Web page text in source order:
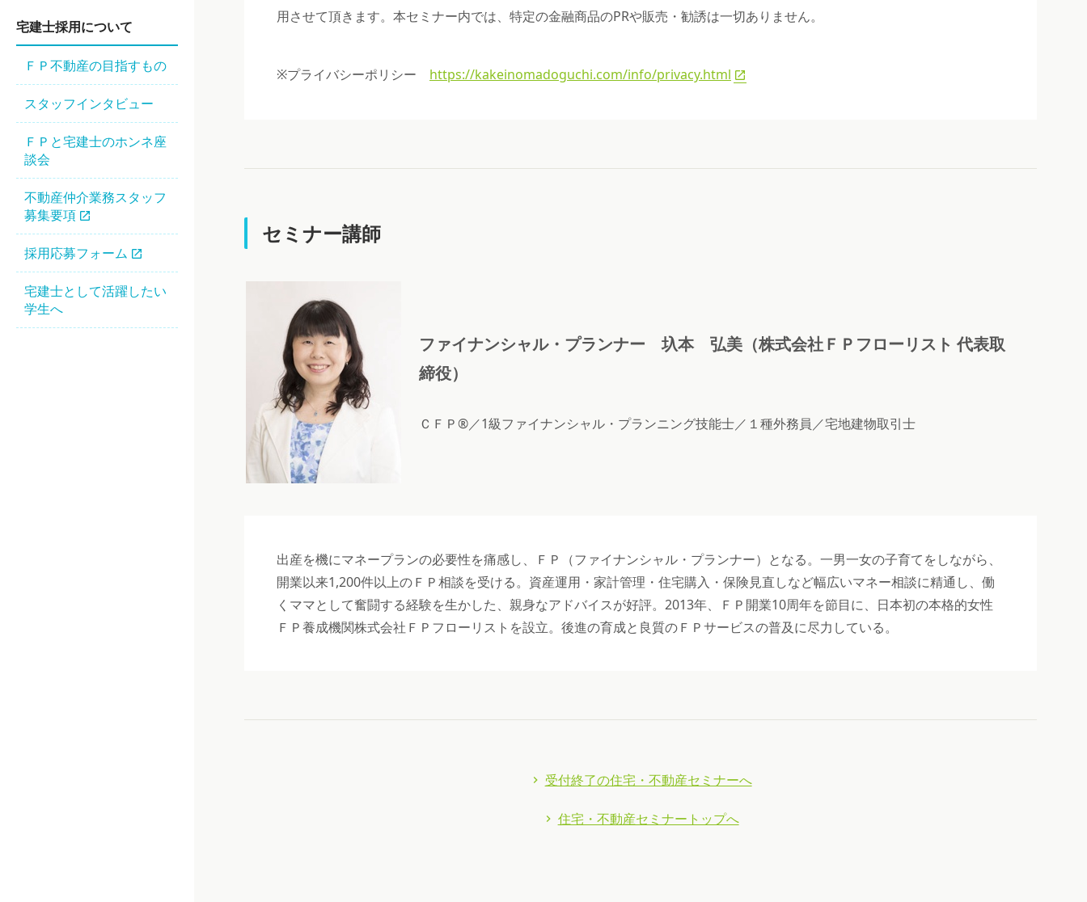
用させて頂きます。本セミナー内では、特定の金融商品のPRや販売・勧誘は一切ありません。
※プライバシーポリシー https://kakeinomadoguchi.com/info/privacy.html
セミナー講師
ファイナンシャル・プランナー 圦本 弘美（株式会社ＦＰフローリスト 代表取
締役）
ＣＦＰ®／1級ファイナンシャル・プランニング技能士／１種外務員／宅地建物取引士
出産を機にマネープランの必要性を痛感し、ＦＰ（ファイナンシャル・プランナー）となる。一男一女の子育てをしながら、
開業以来1,200件以上のＦＰ相談を受ける。資産運用・家計管理・住宅購入・保険見直しなど幅広いマネー相談に精通し、働
くママとして奮闘する経験を生かした、親身なアドバイスが好評。2013年、ＦＰ開業10周年を節目に、日本初の本格的女性
ＦＰ養成機関株式会社ＦＰフローリストを設立。後進の育成と良質のＦＰサービスの普及に尽力している。
受付終了の住宅・不動産セミナーへ
住宅・不動産セミナートップへ
宅建⼠採⽤について
ＦＰ不動産の⽬指すもの
スタッフインタビュー
ＦＰと宅建士のホンネ座
談会
不動産仲介業務スタッフ
募集要項
採用応募フォーム
宅建士として活躍したい
学生へ